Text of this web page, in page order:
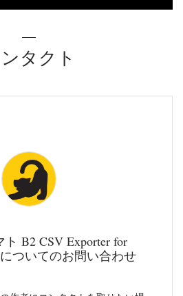
タクト
B2 CSV Exporter for
についてのお問い合わせ